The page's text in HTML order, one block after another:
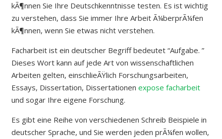
kÃ¶nnen Sie Ihre Deutschkenntnisse testen. Es ist wichtig
zu verstehen, dass Sie immer Ihre Arbeit Ã¼berprÃ¼fen
kÃ¶nnen, wenn Sie etwas nicht verstehen.
Facharbeit ist ein deutscher Begriff bedeutet “Aufgabe. ”
Dieses Wort kann auf jede Art von wissenschaftlichen
Arbeiten gelten, einschlieÃŸlich Forschungsarbeiten,
Essays, Dissertation, Dissertationen expose facharbeit
und sogar Ihre eigene Forschung.
Es gibt eine Reihe von verschiedenen Schreib Beispiele in
deutscher Sprache, und Sie werden jeden prÃ¼fen wollen,